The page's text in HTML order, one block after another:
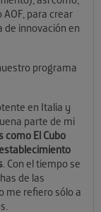
para crear
innovación en
programa
en Italia y
parte de mi
como El Cubo
. Con el tiempo se
de las
me refiero sólo a